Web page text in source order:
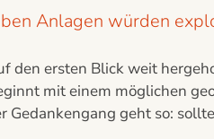
Anlagen würden
den ersten Blick weit
mit einem möglichen
Gedankengang geht so: